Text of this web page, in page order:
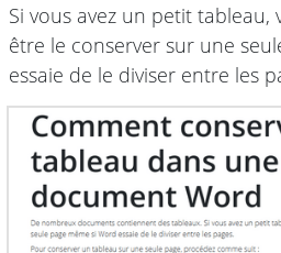
Si vous avez un petit
être le conserver sur une
essaie de le diviser entre les